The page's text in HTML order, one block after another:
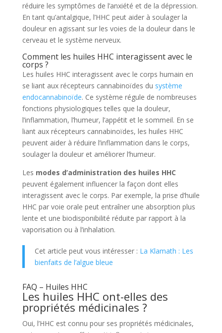
réduire les symptômes de l’anxiété et de la dépression.
En tant qu’antalgique, l’HHC peut aider à soulager la
douleur en agissant sur les voies de la douleur dans le
cerveau et le système nerveux.
Comment les huiles HHC interagissent avec le
corps ?
Les huiles HHC interagissent avec le corps humain en
se liant aux récepteurs cannabinoïdes du système
endocannabinoïde. Ce système régule de nombreuses
fonctions physiologiques telles que la douleur,
l’inflammation, l’humeur, l’appétit et le sommeil. En se
liant aux récepteurs cannabinoïdes, les huiles HHC
peuvent aider à réduire l’inflammation dans le corps,
soulager la douleur et améliorer l’humeur.
Les modes d’administration des huiles HHC
peuvent également influencer la façon dont elles
interagissent avec le corps. Par exemple, la prise d’huile
HHC par voie orale peut entraîner une absorption plus
lente et une biodisponibilité réduite par rapport à la
vaporisation ou à l’inhalation.
Cet article peut vous intéresser : La Klamath : Les
bienfaits de l’algue bleue
FAQ – Huiles HHC
Les huiles HHC ont-elles des
propriétés médicinales ?
Oui, l’HHC est connu pour ses propriétés médicinales,